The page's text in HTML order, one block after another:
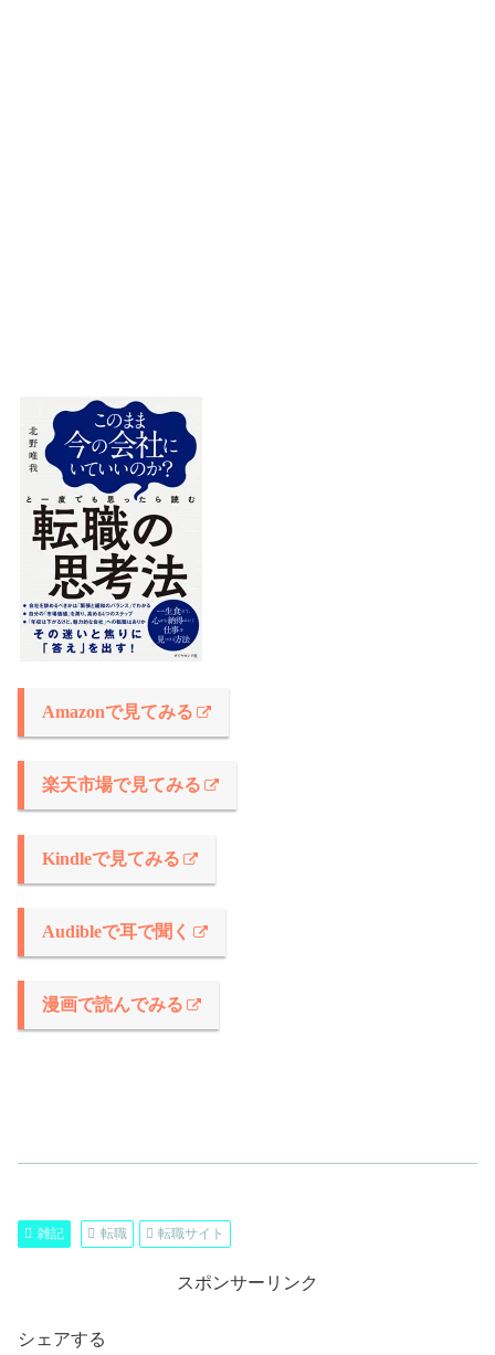
Amazonで見てみる
楽天市場で見てみる
Kindleで見てみる
Audibleで耳で聞く
漫画で読んでみる
雑記 転職 転職サイト
スポンサーリンク
シェアする